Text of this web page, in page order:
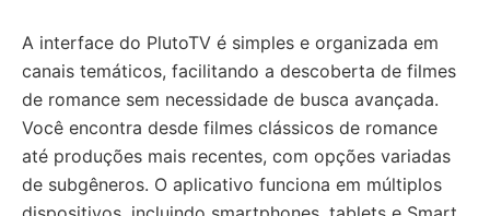
A interface do PlutoTV é simples e organizada em
canais temáticos, facilitando a descoberta de filmes
de romance sem necessidade de busca avançada.
Você encontra desde filmes clássicos de romance
até produções mais recentes, com opções variadas
de subgêneros. O aplicativo funciona em múltiplos